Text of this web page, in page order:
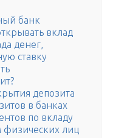
банк
вклад
денег,
ставку
депозита
в банках
по вкладу
физических лиц